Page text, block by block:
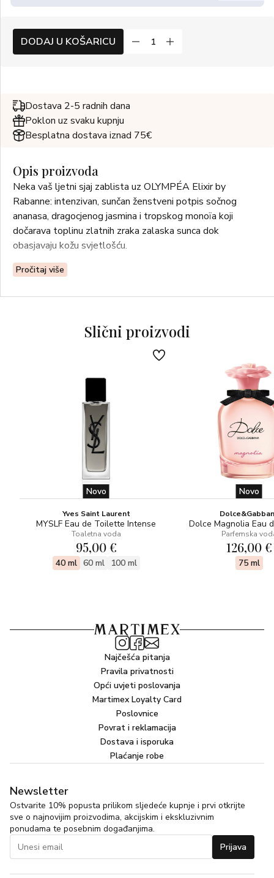
DODAJ U KOŠARICU
Dostava 2-5 radnih dana
Poklon uz svaku kupnju
Besplatna dostava iznad 75€
Opis proizvoda
Neka vaš ljetni sjaj zablista uz OLYMPÉA Elixir by
Rabanne: intenzivan, sunčan ženstveni potpis sočnog
ananasa, dragocjenog jasmina i tropskog monoïa koji
dočarava toplinu zlatnih zraka zalaska sunca dok
obasjavaju kožu svjetlošću.
Pročitaj više
Slični proizvodi
Novo
Yves Saint Laurent
MYSLF Eau de Toilette Intense
Toaletna voda
95,00 €
40 ml 60 ml 100 ml
Novo
Dolce Magnolia Eau
Parfemska
126,00 €
75 ml
Najčešća pitanja
Pravila privatnosti
Opći uvjeti poslovanja
Martimex Loyalty Card
Poslovnice
Povrat i reklamacija
Dostava i isporuka
Plaćanje robe
Newsletter
Ostvarite 10% popusta prilikom sljedeće kupnje i prvi otkrijte
sve o najnovijim proizvodima, akcijskim i ekskluzivnim
ponudama te posebnim događanjima.
Prijava